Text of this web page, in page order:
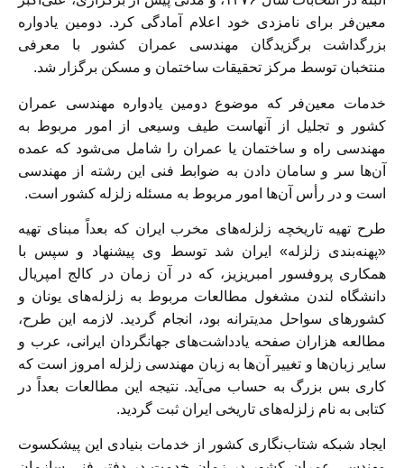
معین‌فر برای نامزدی خود اعلام آمادگی کرد. دومین یادواره
بزرگداشت برگزیدگان مهندسی عمران کشور با معرفی
منتخبان توسط مرکز تحقیقات ساختمان و مسکن برگزار شد.
خدمات معین‌فر که موضوع دومین یادواره مهندسی عمران
کشور و تجلیل از آنهاست طیف وسیعی از امور مربوط به
مهندسی راه و ساختمان یا عمران را شامل می‌شود که عمده
آن‌ها سر و سامان دادن به ضوابط فنی این رشته از مهندسی
است و در رأس آن‌ها امور مربوط به مسئله زلزله کشور است.
طرح تهیه تاریخچه زلزله‌های مخرب ایران که بعداً مبنای تهیه
«پهنه‌بندی زلزله» ایران شد توسط وی پیشنهاد و سپس با
همکاری پروفسور امبریزیز، که در آن زمان در کالج امپریال
دانشگاه لندن مشغول مطالعات مربوط به زلزله‌های یونان و
کشورهای سواحل مدیترانه بود، انجام گردید. لازمه این طرح،
مطالعه هزاران صفحه یادداشت‌های جهانگردان ایرانی، عرب و
سایر زبان‌ها و تغییر آن‌ها به زبان مهندسی زلزله امروز است که
کاری بس بزرگ به حساب می‌آید. نتیجه این مطالعات بعداً در
کتابی به نام زلزله‌های تاریخی ایران ثبت گردید.
ایجاد شبکه شتاب‌نگاری کشور از خدمات بنیادی این پیشکسوت